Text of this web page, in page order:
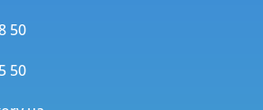
50
50